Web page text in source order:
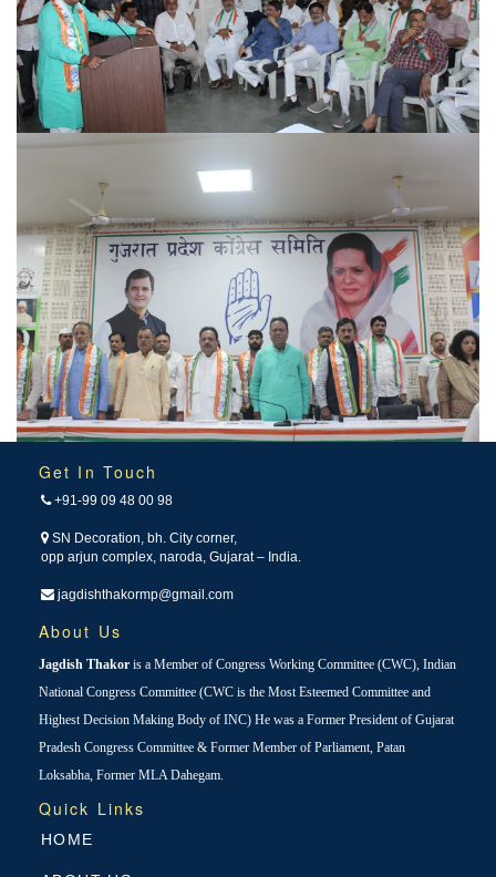
Get In Touch
+91-99 09 48 00 98
SN Decoration, bh. City corner,
opp arjun complex, naroda, Gujarat – India.
jagdishthakormp@gmail.com
About Us
Jagdish Thakor is a Member of Congress Working Committee (CWC), Indian
National Congress Committee (CWC is the Most Esteemed Committee and
Highest Decision Making Body of INC) He was a Former President of Gujarat
Pradesh Congress Committee & Former Member of Parliament, Patan
Loksabha, Former MLA Dahegam.
Quick Links
HOME